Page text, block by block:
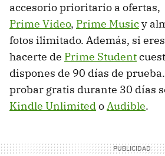
accesorio prioritario a
Prime Video, Prime Musicy
fotos ilimitado. Además, si
hacerte de Prime Student
dispones de 90 días de
probar gratis durante 30 días
Kindle UnlimitedoAudible.